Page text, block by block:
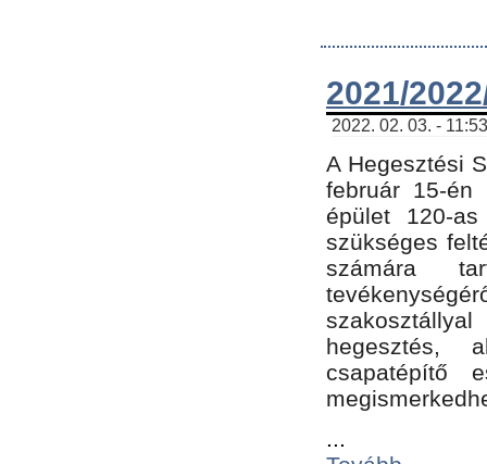
2021/
2022. 02. 03. -
A Hegesztési
február 15-
épület 120-
szükséges
számára
hegesztés,
csapatépítő
...